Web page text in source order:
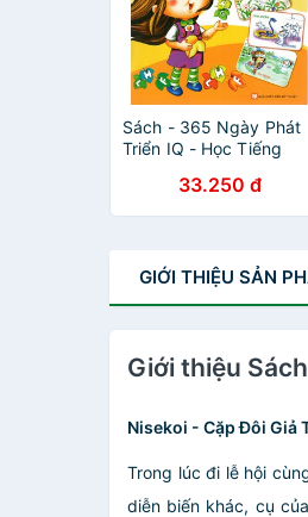
Sách - 365 Ngày Phát
Triển IQ - Học Tiếng
33.250 đ
GIỚI THIỆU SẢN
Giới thiệu
Nisekoi - Cặp Đôi Giả
Trong lúc đi lễ hội
diễn biến khác, cụ